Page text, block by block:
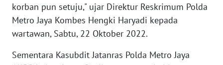
korban pun setuju," ujar Direktur Reskrimum Polda
Metro Jaya Kombes Hengki Haryadi kepada
wartawan, Sabtu, 22 Oktober 2022.
Sementara Kasubdit Jatanras Polda Metro Jaya
KARIR
DISCLAIMER